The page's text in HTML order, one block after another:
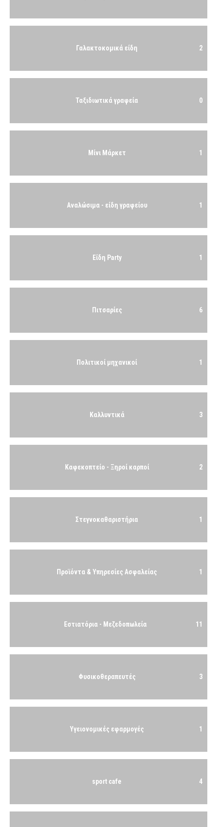
Γαλακτοκομικά είδη 2
Ταξιδιωτικά γραφεία 0
Μίνι Μάρκετ 1
Αναλώσιμα - είδη γραφείου 1
Είδη Party 1
Πιτσαρίες 6
Πολιτικοί μηχανικοί 1
Καλλυντικά 3
Καφεκοπτείο - Ξηροί καρποί 2
Στεγνοκαθαριστήρια 1
Προϊόντα & Υπηρεσίες Ασφαλείας 1
Εστιατόρια - Μεζεδοπωλεία 11
Φυσικοθεραπευτές 3
Υγειονομικές εφαρμογές 1
sport cafe 4